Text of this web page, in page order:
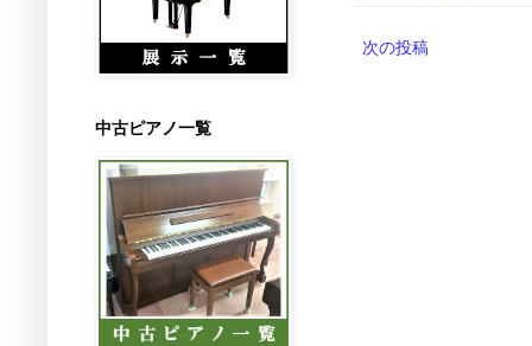
次の投稿
中古ピアノ一覧